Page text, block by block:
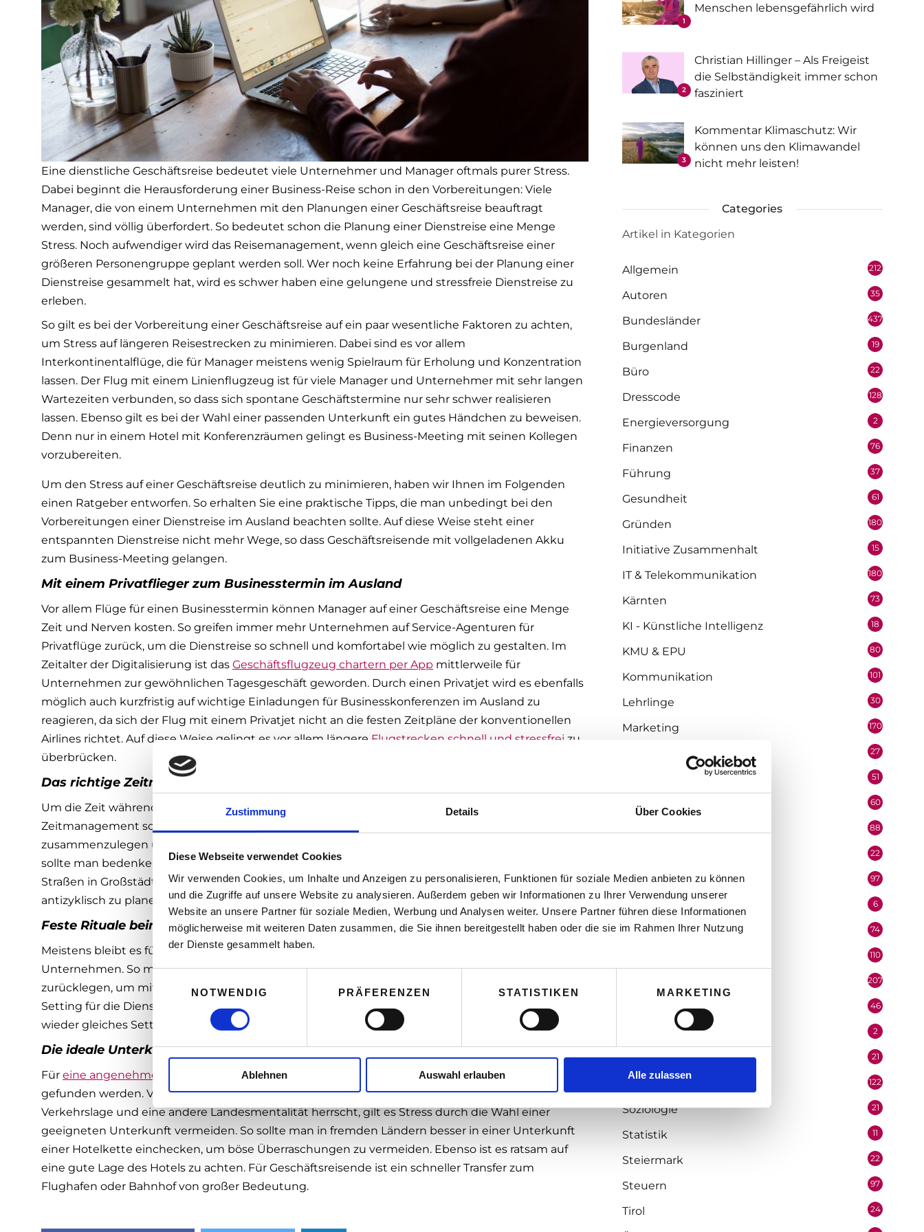
Zustimmung Details Über Cookies
Diese Webseite verwendet Cookies
Wir verwenden Cookies, um Inhalte und Anzeigen zu personalisieren, Funktionen für soziale Medien anbieten zu können
und die Zugriffe auf unsere Website zu analysieren. Außerdem geben wir Informationen zu Ihrer Verwendung unserer
Website an unsere Partner für soziale Medien, Werbung und Analysen weiter. Unsere Partner führen diese Informationen
möglicherweise mit weiteren Daten zusammen, die Sie ihnen bereitgestellt haben oder die sie im Rahmen Ihrer Nutzung
der Dienste gesammelt haben.
n
w
l
i
g
s
a
NOTWENDIG PRÄFERENZEN STATISTIKEN MARKETING
Ablehnen Auswahl erlauben Alle zulassen
Eine dienstliche Geschäftsreise bedeutet viele Unternehmer und Manager oftmals purer Stress.
Dabei beginnt die Herausforderung einer Business-Reise schon in den Vorbereitungen: Viele
Manager, die von einem Unternehmen mit den Planungen einer Geschäftsreise beauftragt
werden, sind völlig überfordert. So bedeutet schon die Planung einer Dienstreise eine Menge
Stress. Noch aufwendiger wird das Reisemanagement, wenn gleich eine Geschäftsreise einer
größeren Personengruppe geplant werden soll. Wer noch keine Erfahrung bei der Planung einer
Dienstreise gesammelt hat, wird es schwer haben eine gelungene und stressfreie Dienstreise zu
erleben.
So gilt es bei der Vorbereitung einer Geschäftsreise auf ein paar wesentliche Faktoren zu achten,
um Stress auf längeren Reisestrecken zu minimieren. Dabei sind es vor allem
Interkontinentalflüge, die für Manager meistens wenig Spielraum für Erholung und Konzentration
lassen. Der Flug mit einem Linienflugzeug ist für viele Manager und Unternehmer mit sehr langen
Wartezeiten verbunden, so dass sich spontane Geschäftstermine nur sehr schwer realisieren
lassen. Ebenso gilt es bei der Wahl einer passenden Unterkunft ein gutes Händchen zu beweisen.
Denn nur in einem Hotel mit Konferenzräumen gelingt es Business-Meeting mit seinen Kollegen
vorzubereiten.
Um den Stress auf einer Geschäftsreise deutlich zu minimieren, haben wir Ihnen im Folgenden
einen Ratgeber entworfen. So erhalten Sie eine praktische Tipps, die man unbedingt bei den
Vorbereitungen einer Dienstreise im Ausland beachten sollte. Auf diese Weise steht einer
entspannten Dienstreise nicht mehr Wege, so dass Geschäftsreisende mit vollgeladenen Akku
zum Business-Meeting gelangen.
Mit einem Privatflieger zum Businesstermin im Ausland
Vor allem Flüge für einen Businesstermin können Manager auf einer Geschäftsreise eine Menge
Zeit und Nerven kosten. So greifen immer mehr Unternehmen auf Service-Agenturen für
Privatflüge zurück, um die Dienstreise so schnell und komfortabel wie möglich zu gestalten. Im
Zeitalter der Digitalisierung ist das Geschäftsflugzeug chartern per App mittlerweile für
Unternehmen zur gewöhnlichen Tagesgeschäft geworden. Durch einen Privatjet wird es ebenfalls
möglich auch kurzfristig auf wichtige Einladungen für Businesskonferenzen im Ausland zu
reagieren, da sich der Flug mit einem Privatjet nicht an die festen Zeitpläne der konventionellen
Airlines richtet. Auf diese Weise gelingt es vor allem längere Flugstrecken schnell und stressfrei zu
überbrücken.
Das richtige Zeitmanagement auf Dienstreisen
Um die Zeit während einer Dienstreise optimal zu nutzen, sollte man auch für ein gelungenes
Zeitmanagement sorgen. Demnach ist es ratsam verschiedene Geschäftstermine im Ausland
zusammenzulegen und die Reisezeit zu verkürzen, wo es sich immer anbietet. Bei den Planungen
sollte man bedenken, dass in den Stoßzeiten an Werktagen zwischen 8 und 16 Uhr viel auf den
Straßen in Großstädten los ist. Demnach empfiehlt es sich die An- und Abreise ins Ausland immer
antizyklisch zu planen, um viel Zeit einzusparen.
Feste Rituale beim Setting für weniger Planungsstress
Meistens bleibt es für erfolgreiche Manager nicht bei einer einmaligen Geschäftsreise in einem
Unternehmen. So müssen viele Unternehmer hierzulande sehr oft die gleiche Strecke
zurücklegen, um mit Geschäftspartnern im Ausland in Kontakt zu bleiben. Wer sich an festes
Setting für die Dienstreise gewöhnt hat, sollte an diesen Planungen festhalten. Denn ein immer
wieder gleiches Setting beim Buchen von Flug und Hotel spart Zeit und schont die Nerven.
Die ideale Unterkunft für eine Geschäftsreise finden
Für eine angenehme und erfolgreiche Geschäftsreise
sollte auch eine passende Unterkunft
gefunden werden. Vor allem in fernen Ländern, wo Verständigungsprobleme, eine ungewohnte
Verkehrslage und eine andere Landesmentalität herrscht, gilt es Stress durch die Wahl einer
geeigneten Unterkunft vermeiden. So sollte man in fremden Ländern besser in einer Unterkunft
einer Hotelkette einchecken, um böse Überraschungen zu vermeiden. Ebenso ist es ratsam auf
eine gute Lage des Hotels zu achten. Für Geschäftsreisende ist ein schneller Transfer zum
Flughafen oder Bahnhof von großer Bedeutung.
1
Menschen lebensgefährlich wird
2
Christian Hillinger – Als Freigeist
die Selbständigkeit immer schon
fasziniert
3
Kommentar Klimaschutz: Wir
können uns den Klimawandel
nicht mehr leisten!
Categories
Artikel in Kategorien
Allgemein 212
Autoren 35
Bundesländer 437
Burgenland 19
Büro 22
Dresscode 128
Energieversorgung 2
Finanzen 76
Führung 37
Gesundheit 61
Gründen 180
Initiative Zusammenhalt 15
IT & Telekommunikation 180
Kärnten 73
KI - Künstliche Intelligenz 18
KMU & EPU 80
Kommunikation 101
Lehrlinge 30
Marketing 170
Medienpartner 27
51
Mobilität & Logistik 60
Niederösterreich 88
22
Organisation 97
Performer 6
Podcast 74
110
207
46
Redaktion 2
Salzburg 21
122
Soziologie 21
Statistik 11
Steiermark 22
Steuern 97
Tirol 24